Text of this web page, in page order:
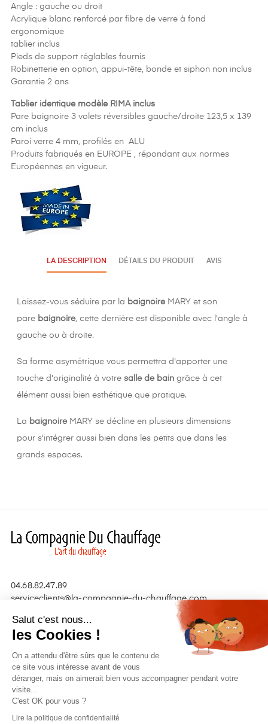
Angle : gauche ou droit
Acrylique blanc renforcé par fibre de verre à fond
ergonomique
tablier inclus
Pieds de support réglables fournis
Robinetterie en option, appui-tête, bonde et siphon non inclus
Garantie 2 ans
Tablier identique modèle RIMA inclus
Pare baignoire 3 volets réversibles gauche/droite 123,5 x 139
cm inclus
Paroi verre 4 mm, profilés en ALU
Produits fabriqués en EUROPE , répondant aux normes
Européennes en vigueur.
LA DESCRIPTION DÉTAILS DU PRODUIT AVIS
Laissez-vous séduire par la baignoireMARY et son
pare baignoire, cette dernière est disponible avec l'angle à
gauche ou à droite.
Sa forme asymétrique vous permettra d'apporter une
touche d'originalité à votre salle de bain grâce à cet
élément aussi bien esthétique que pratique.
La baignoireMARY se décline en plusieurs dimensions
pour s'intégrer aussi bien dans les petits que dans les
grands espaces.
04.68.82.47.89
serviceclients@la-compagnie-du-chauffage.com
Nos produits 
Liens utiles
Salut c'est nous...
les Cookies !
On a attendu d'être sûrs que le contenu de
ce site vous intéresse avant de vous
déranger, mais on aimerait bien vous accompagner pendant votre
visite...
C'est OK pour vous ?
Lire la politique de confidentialité